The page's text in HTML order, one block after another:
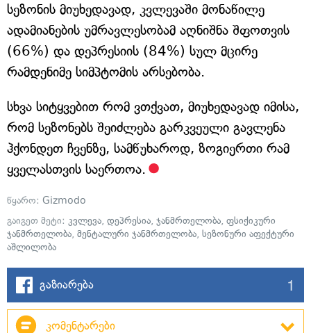
სეზონის მიუხედავად, კვლევაში მონაწილე
ადამიანების უმრავლესობამ აღნიშნა შფოთვის
(66%) და დეპრესიის (84%) სულ მცირე
რამდენიმე სიმპტომის არსებობა.
სხვა სიტყვებით რომ ვთქვათ, მიუხედავად იმისა,
რომ სეზონებს შეიძლება გარკვეული გავლენა
ჰქონდეთ ჩვენზე, სამწუხაროდ, ზოგიერთი რამ
ყველასთვის საერთოა.
წყარო: Gizmodo
გაიგეთ მეტი: კვლევა, დეპრესია, ჯანმრთელობა, ფსიქიკური
ჯანმრთელობა, მენტალური ჯანმრთელობა, სეზონური აფექტური
აშლილობა
გაზიარება 1
კომენტარები